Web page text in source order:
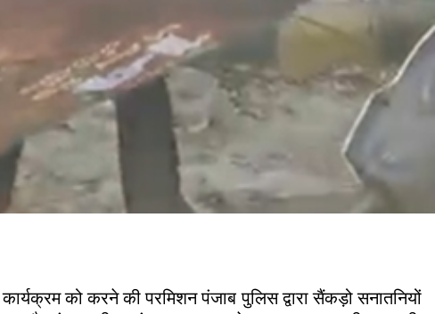
को करने की परमिशन पंजाब पुलिस द्वारा सैंकड़ो सनातनियों